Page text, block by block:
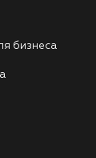
бизнеса